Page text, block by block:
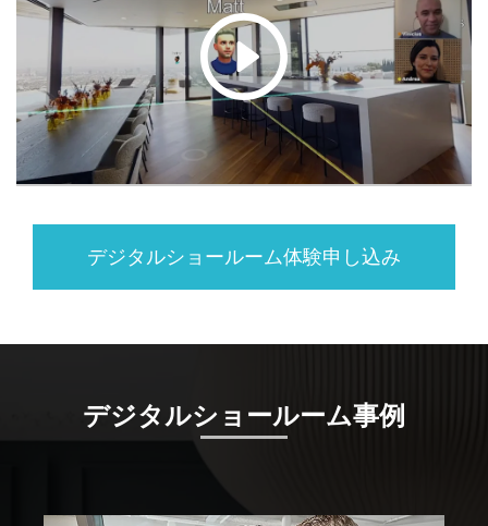
デジタルショールーム体験申し込み
デジタルショールーム事例